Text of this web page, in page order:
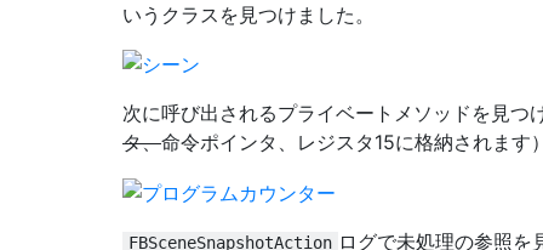
いうクラスを見つけました。
次に呼び出されるプライベートメソッドを見つ
タ、命令ポインタ、レジスタ15に格納されます
FBSceneSnapshotAction ログで未処理の参照を